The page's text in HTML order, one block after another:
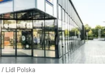
/ Lidl Polska